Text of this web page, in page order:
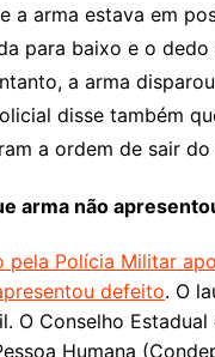
a arma estava em
para baixo e o dedo
a arma
disse também
a ordem de sair do
arma não
pela Polícia Militar
defeito. O
O Conselho
Humana